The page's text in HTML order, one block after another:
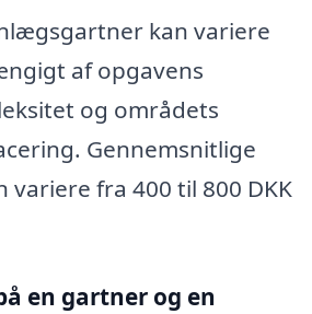
kan variere
af opgavens
og områdets
Gennemsnitlige
variere fra 400 til 800 DKK
en gartner og en